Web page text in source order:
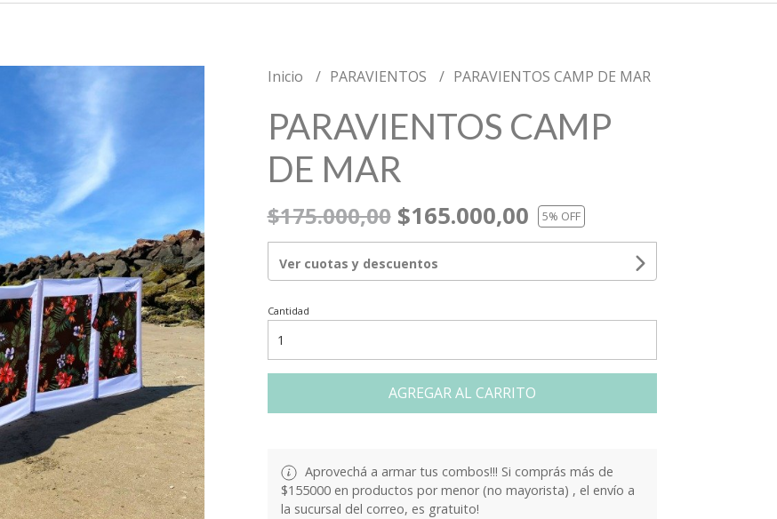
Inicio PARAVIENTOS PARAVIENTOS CAMP DE MAR
PARAVIENTOS CAMP
DE MAR
$175.000,00$165.000,00 5% OFF
Ver cuotas y descuentos
Cantidad
AGREGAR AL CARRITO
Aprovechá a armar tus combos!!! Si comprás más de
$155000 en productos por menor (no mayorista) , el envío a
la sucursal del correo, es gratuito!